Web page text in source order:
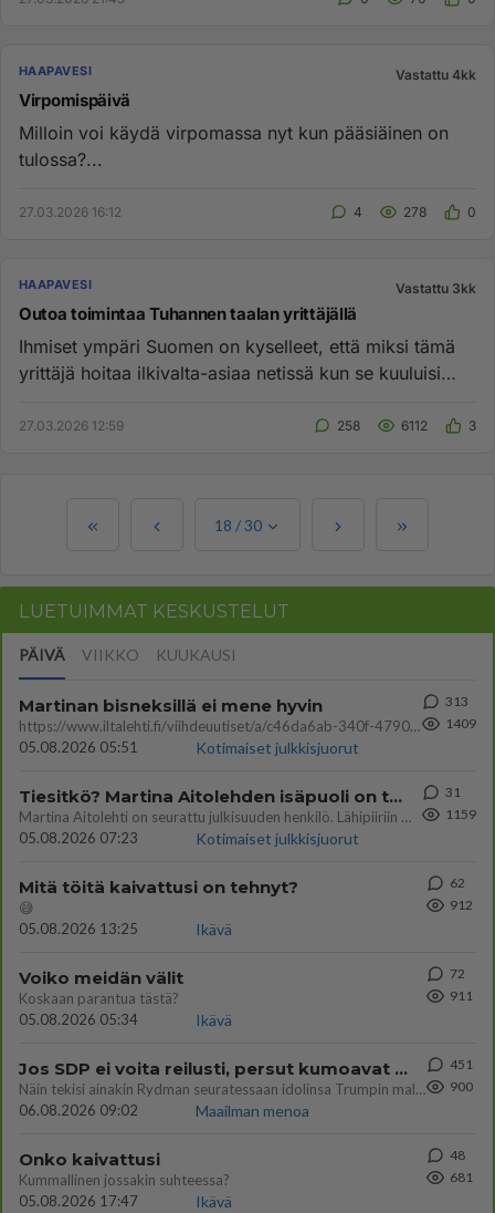
HAAPAVESI Vastattu 4kk
Virpomispäivä
Milloin voi käydä virpomassa nyt kun pääsiäinen on
tulossa?...
27.03.2026 16:12 4 278 0
HAAPAVESI Vastattu 3kk
Outoa toimintaa Tuhannen taalan yrittäjällä
Ihmiset ympäri Suomen on kyselleet, että miksi tämä
yrittäjä hoitaa ilkivalta-asiaa netissä kun se kuuluisi
27.03.2026 12:59 258 6112 3
18 /30
LUETUIMMAT KESKUSTELUT
PÄIVÄ VIIKKO KUUKAUSI
Martinan bisneksillä ei mene hyvin
https://www.iltalehti.fi/viihdeuutiset/a/c46da6ab-340f-4790-aaa7-0865eed2336 Yrityksen konkurssihakemus on tullut kärä
05.08.2026 05:51
Kotimaiset julkkisjuorut
313
1409
Tiesitkö? Martina Aitolehden isäpuoli on tämä suosittu laulaja
Martina Aitolehti on seurattu julkisuuden henkilö. Lähipiiriin mahtuu muitakin tunnettuja henkilöitä. Tiesitkö, että Ma
05.08.2026 07:23
Kotimaiset julkkisjuorut
31
1159
Mitä töitä kaivattusi on tehnyt?
😅
05.08.2026 13:25
Ikävä
62
912
Voiko meidän välit
Koskaan parantua tästä?
05.08.2026 05:34
Ikävä
72
911
Jos SDP ei voita reilusti, persut kumoavat demokratian Suomesta
Näin tekisi ainakin Rydman seuratessaan idolinsa Trumpin mallia https://www.is.fi/politiikka/art-2000012187244.html
06.08.2026 09:02
Maailman menoa
451
900
Onko kaivattusi
Kummallinen jossakin suhteessa?
05.08.2026 17:47
Ikävä
48
681